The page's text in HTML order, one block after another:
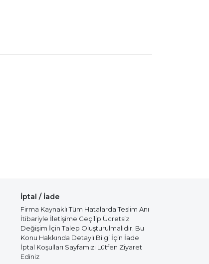
İptal / İade
Firma Kaynaklı Tüm Hatalarda Teslim Anı
İtibariyle İletişime Geçilip Ücretsiz
Değişim İçin Talep Oluşturulmalıdır. Bu
Konu Hakkında Detaylı Bilgi İçin İade
İptal Koşulları Sayfamızı Lütfen Ziyaret
Ediniz